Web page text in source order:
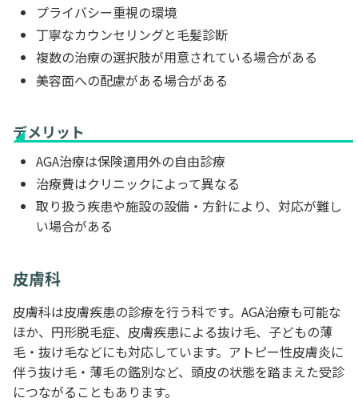
プライバシー重視の環境
丁寧なカウンセリングと毛髪診断
複数の治療の選択肢が用意されている場合がある
美容面への配慮がある場合がある
デメリット
AGA治療は保険適用外の自由診療
治療費はクリニックによって異なる
取り扱う疾患や施設の設備・方針により、対応が難し
い場合がある
皮膚科
皮膚科は皮膚疾患の診療を行う科です。AGA治療も可能な
ほか、円形脱毛症、皮膚疾患による抜け毛、子どもの薄
毛・抜け毛などにも対応しています。アトピー性皮膚炎に
伴う抜け毛・薄毛の鑑別など、頭皮の状態を踏まえた受診
につながることもあります。